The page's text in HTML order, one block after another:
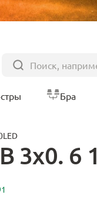
Бра
3x0. 6